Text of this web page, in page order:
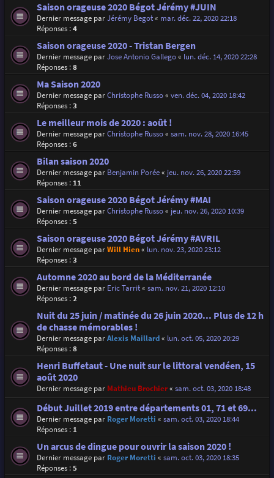
Saison orageuse 2020 Bégot Jérémy #JUIN
Dernier message parJérémy Begot« mar. déc. 22, 2020 22:18
Réponses :4
Saison orageuse 2020 - Tristan Bergen
Dernier message parJose Antonio Gallego« lun. déc. 14, 2020 22:28
Réponses :8
Ma Saison 2020
Dernier message parChristophe Russo« ven. déc. 04, 2020 18:42
Réponses :3
Le meilleur mois de 2020 : août !
Dernier message parChristophe Russo« sam. nov. 28, 2020 16:45
Réponses :6
Bilan saison 2020
Dernier message par Benjamin Porée« jeu. nov. 26, 2020 22:59
Réponses : 11
Saison orageuse 2020 Bégot Jérémy #MAI
Dernier message parChristophe Russo« jeu. nov. 26, 2020 10:39
Réponses :5
Saison orageuse 2020 Bégot Jérémy #AVRIL
Dernier message parWill Hien« lun. nov. 23, 2020 23:12
Réponses :3
Automne 2020 au bord de la Méditerranée
Dernier message par Eric Tarrit« sam. nov. 21, 2020 12:10
Réponses :2
Nuit du 25 juin / matinée du 26 juin 2020... Plus de 12 h
de chasse mémorables !
Dernier message parAlexis Maillard« lun. oct. 05, 2020 20:29
Réponses :8
Henri Buffetaut - Une nuit sur le littoral vendéen, 15
août 2020
Dernier message par Mathieu Brochier« sam. oct. 03, 2020 18:48
Début Juillet 2019 entre départements 01, 71 et 69...
Dernier message par Roger Moretti « sam. oct. 03, 2020 18:44
Réponses : 1
Un arcus de dingue pour ouvrir la saison 2020 !
Dernier message par Roger Moretti « sam. oct. 03, 2020 18:35
Réponses :5